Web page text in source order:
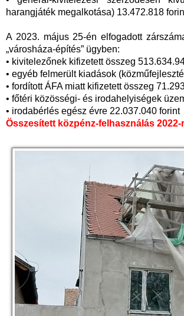
harangjáték megalkotása) 13.472.818
A 2023. május 25-én elfogadott
„városháza-építés” ügyben:
• kivitelezőnek kifizetett összeg
• egyéb felmerült kiadások
• fordított ÁFA miatt kifizetett összeg
• főtéri közösségi- és irodahelyiségek
• irodabérlés egész évre 22.037.040 forint
Összesített közpénz-felhasználás 2022-